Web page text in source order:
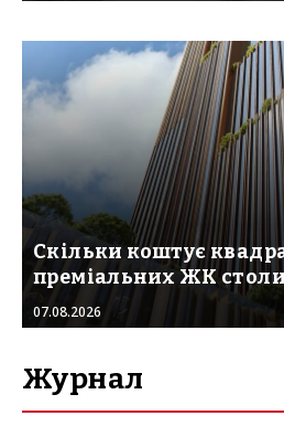
Скільки коштує
преміальних ЖК
07.08.2026
Журнал